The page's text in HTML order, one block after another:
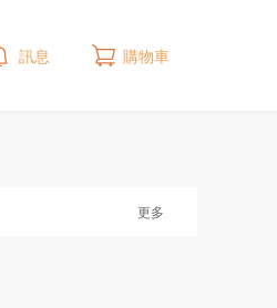
更多
訊息 購物車